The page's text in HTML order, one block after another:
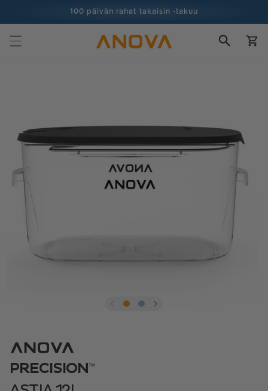
100 päivän rahat takaisin -takuu
100+ miljoonaa kokkia ja yhä enemmän
modaalissa
PRECISION™